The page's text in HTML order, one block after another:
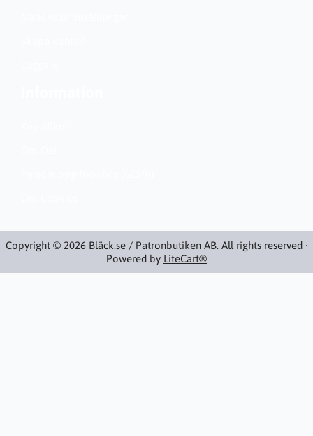
Copyright © 2026 Bläck.se / Patronbutiken AB. All rights reserved ·
Powered by LiteCart®